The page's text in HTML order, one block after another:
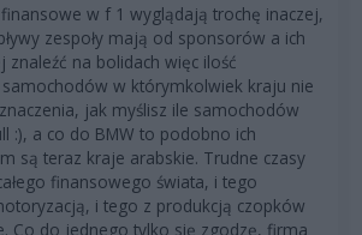
w f 1 wyglądają trochę inaczej,
zespoły mają od sponsorów a ich
znaleźć na bolidach więc ilość
w którymkolwiek kraju nie
jak myślisz ile samochodów
:), a co do BMW to podobno ich
są teraz kraje arabskie. Trudne czasy
finansowego świata, i tego
i tego z produkcją czopków
Co do jednego tylko się zgodzę, firma